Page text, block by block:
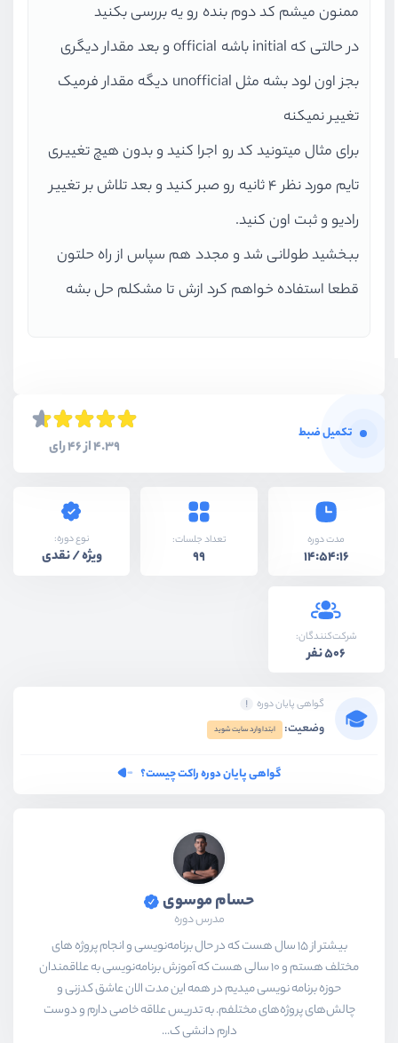
ممنون میشم کد دوم بنده رو یه بررسی بکنید
در حالتی که initial باشه official و بعد مقدار دیگری
بجز اون لود بشه مثل unofficial دیگه مقدار فرمیک
تغییر نمیکنه
برای مثال میتونید کد رو اجرا کنید و بدون هیچ تغییری
تایم مورد نظر 4 ثانیه رو صبر کنید و بعد تلاش بر تغییر
رادیو و ثبت اون کنید.
ببخشید طولانی شد و مجدد هم سپاس از راه حلتون
قطعا استفاده خواهم کرد ازش تا مشکلم حل بشه
تکمیل ضبط
4.39 از 46 رای
مدت دوره
14:54:16
تعداد جلسات:
99
نوع دوره:
ویژه / نقدی
شرکت‌کنندگان:
506 نفر
گواهی پایان دوره
وضعیت: ابتدا وارد سایت شوید
گواهی پایان دوره راکت چیست؟
حسام موسوی
مدرس دوره
بیشتر از ۱۵ سال هست که در حال برنامه‌نویسی و انجام پروژه های
مختلف هستم و ۱۰ سالی هست که آموزش برنامه‌نویسی به علاقمندان
حوزه برنامه نویسی میدیم در همه این مدت الان عاشق کدزنی و
چالش‌های پروژه‌های مختلفم. به تدریس علاقه خاصی دارم و دوست
دارم دانشی ک...